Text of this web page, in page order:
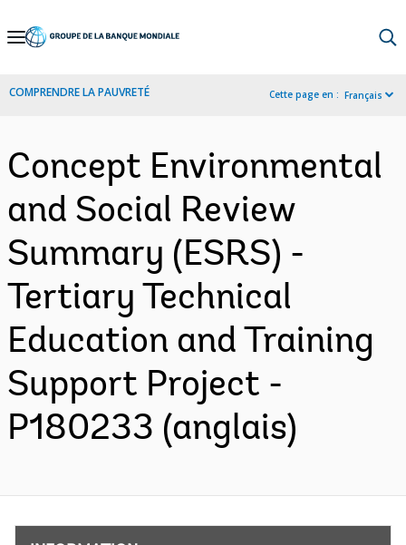
Skip
Navigation
COMPRENDRE LA PAUVRETÉ Cette page en : Français
Concept Environmental
and Social Review
Summary (ESRS) -
Tertiary Technical
Education and Training
Support Project -
P180233 (anglais)